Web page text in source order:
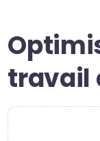
travail